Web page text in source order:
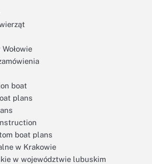
boat
plans
boat plans
w Krakowie
w województwie lubuskim